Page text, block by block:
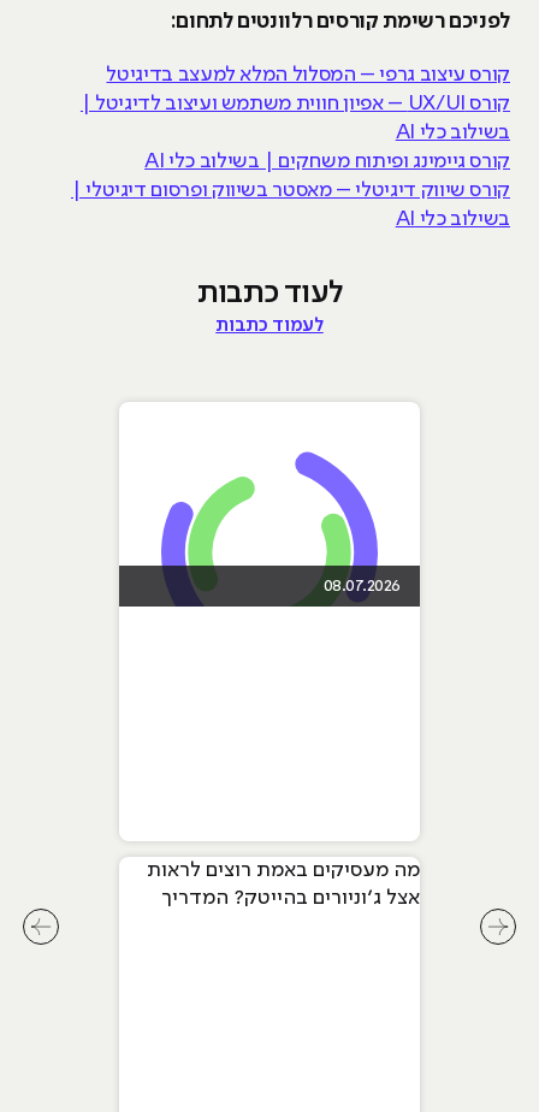
לפניכם רשימת קורסים רלוונטים לתחום:
קורס עיצוב גרפי – המסלול המלא למעצב בדיגיטל
קורס UX/UI – אפיון חווית משתמש ועיצוב לדיגיטל |
בשילוב כלי AI
קורס גיימינג ופיתוח משחקים | בשילוב כלי AI
קורס שיווק דיגיטלי – מאסטר בשיווק ופרסום דיגיטלי |
בשילוב כלי AI
לעוד כתבות
לעמוד כתבות
08.07.2026
מה מעסיקים באמת רוצים לראות
אצל ג׳וניורים בהייטק? המדריך
לחץ לחץ לשיקופית קודמת בסליידר מאמרים